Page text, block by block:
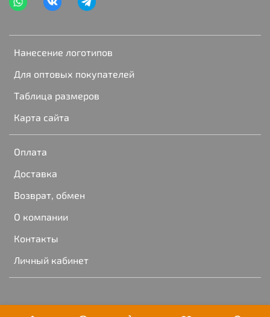
Нанесение логотипов
Для оптовых покупателей
Таблица размеров
Карта сайта
Оплата
Доставка
Возврат, обмен
О компании
Контакты
Личный кабинет